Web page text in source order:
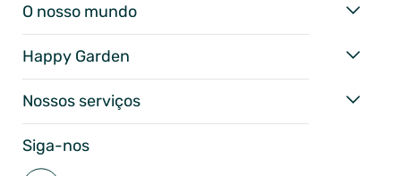
O nosso mundo
Happy Garden
Nossos serviços
Siga-nos